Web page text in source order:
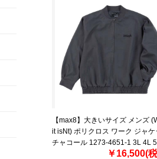
【max8】大きいサイズ メンズ
it isNt) ポリクロス ワーク ジャケ
チャコール 1273-4651-1 3L 4L
￥16,500(